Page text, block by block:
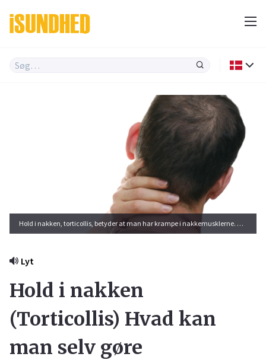
Hold i nakken, torticollis, betyder at man har krampe i nakkemusklerne. Det kan komme meget pludseligt.
Lyt
Hold i nakken
(Torticollis) Hvad kan
man selv gøre